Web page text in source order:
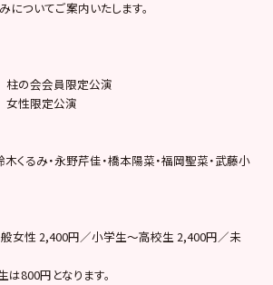
についてご案内いたします。
演 柱の会会員限定公演
性限定公演
くるみ・永野芹佳・橋本陽菜・福岡聖菜・武藤小
女性 2,400円／小学生～高校生 2,400円／未
800円となります。